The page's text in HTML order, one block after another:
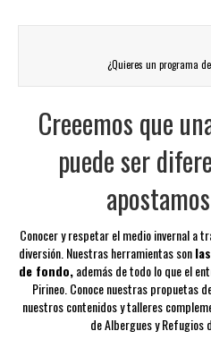
¿Quieres un programa
Creeemos que
puede ser
Conocer y respetar el medio invernal a
diversión. Nuestras herramientas son
de fondo,además de todo lo que el
Pirineo. Conoce nuestras propuetas
nuestros contenidos y talleres
de Albergues y Refugios